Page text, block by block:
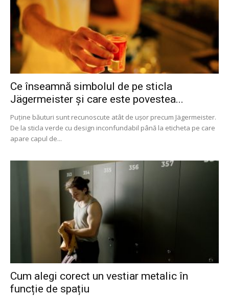
Ce înseamnă simbolul de pe sticla
Jägermeister și care este povestea...
Puține băuturi sunt recunoscute atât de ușor precum Jägermeister.
De la sticla verde cu design inconfundabil până la eticheta pe care
apare capul de...
Cum alegi corect un vestiar metalic în
funcție de spațiu